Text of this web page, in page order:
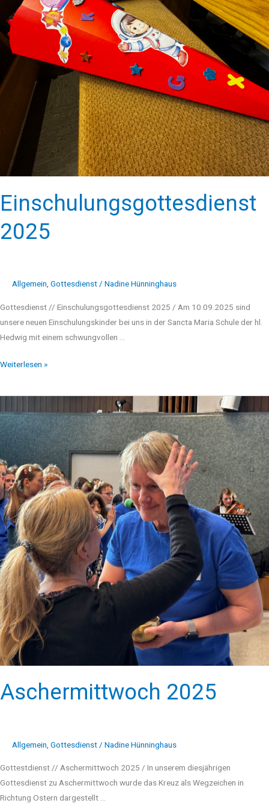
Einschulungsgottesdienst
2025
Allgemein, Gottesdienst/ Nadine Hünninghaus
Gottesdienst // Einschulungsgottesdienst 2025 / Am 10.09.2025 sind
unsere neuen Einschulungskinder bei uns in der Sancta Maria Schule der hl.
Hedwig mit einem schwungvollen …
Weiterlesen »
Aschermittwoch 2025
Allgemein Gottesdienst / Nadine Hünninghaus
Gottestdienst // Aschermittwoch 2025 / In unserem diesjährigen
Gottesdienst zu Aschermittwoch wurde das Kreuz als Wegzeichen in
Richtung Ostern dargestellt …
2025